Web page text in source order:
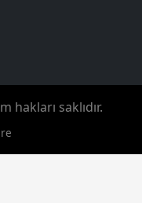
hakları saklıdır.